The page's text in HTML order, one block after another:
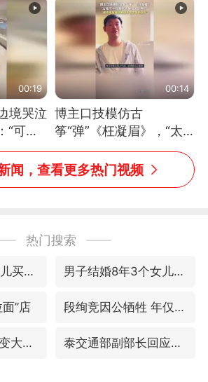
00:19
境哭泣
“可不
回国”
00:14
博主口技模仿古
筝“弹”《枉凝眉》，“太
像了～你是吃古筝长大的
吗？”“或将成为首位考级
不带古筝的选手。”（来
闻，查看更多热门视频
热门搜索
汪峰阻止14岁女儿买大牌 男子结婚8年3个女儿均非亲生
”店 段绚竞因公牺牲 年仅44岁
台风白海豚体型变大近似13个浙江面积 泰交通部副部长回应中国人遭歧视手势